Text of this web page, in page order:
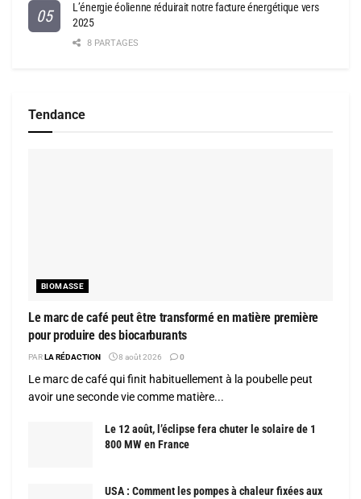
L’énergie éolienne réduirait notre facture énergétique vers
2025
8 PARTAGES
Tendance
BIOMASSE
Le marc de café peut être transformé en matière première
pour produire des biocarburants
PARLA RÉDACTION 8 août 2026 0
Le marc de café qui finit habituellement à la poubelle peut
avoir une seconde vie comme matière...
Le 12 août, l’éclipse fera chuter le solaire de 1
800 MW en France
USA : Comment les pompes à chaleur fixées aux